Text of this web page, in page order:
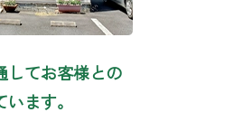
してお客様との
ます。